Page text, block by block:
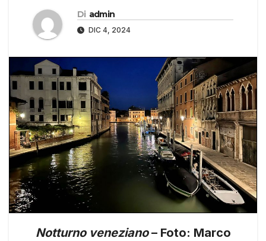
Di admin
DIC 4, 2024
Notturno veneziano– Foto: Marco